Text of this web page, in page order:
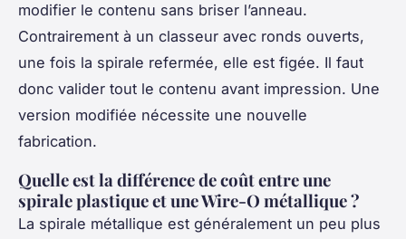
modifier le contenu sans briser l’anneau.
Contrairement à un classeur avec ronds ouverts,
une fois la spirale refermée, elle est figée. Il faut
donc valider tout le contenu avant impression. Une
version modifiée nécessite une nouvelle
fabrication.
Quelle est la différence de coût entre une
spirale plastique et une Wire-O métallique ?
La spirale métallique est généralement un peu plus